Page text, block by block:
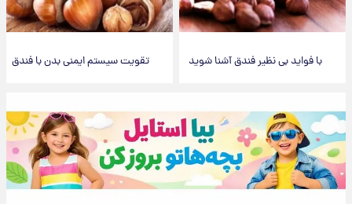
با فواید بی نظیر فندق آشنا شوید تقویت سیستم ایمنی بدن با فندق